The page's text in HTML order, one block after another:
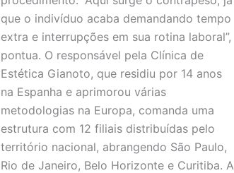
que o indivíduo acaba demandando tempo
extra e interrupções em sua rotina laboral”,
pontua. O responsável pela Clínica de
Estética Gianoto, que residiu por 14 anos
na Espanha e aprimorou várias
metodologias na Europa, comanda uma
estrutura com 12 filiais distribuídas pelo
território nacional, abrangendo São Paulo,
Rio de Janeiro, Belo Horizonte e Curitiba. A